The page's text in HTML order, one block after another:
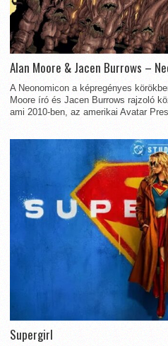
Alan Moore & Jacen Burrows –
A Neonomicon a képregényes
Moore író és Jacen Burrows rajzoló
ami 2010-ben, az amerikai Avatar
Supergirl